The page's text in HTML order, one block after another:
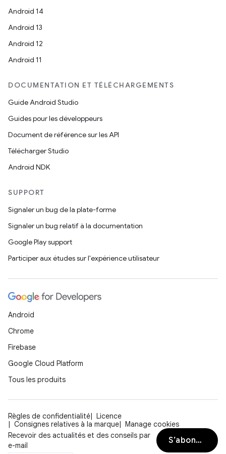
Android 14
Android 13
Android 12
Android 11
DOCUMENTATION ET TÉLÉCHARGEMENTS
Guide Android Studio
Guides pour les développeurs
Document de référence sur les API
Télécharger Studio
Android NDK
SUPPORT
Signaler un bug de la plate-forme
Signaler un bug relatif à la documentation
Google Play support
Participer aux études sur l'expérience utilisateur
Android
Chrome
Firebase
Google Cloud Platform
Tous les produits
Règles de confidentialité
Licence
Consignes relatives à la marque
Manage cookies
Recevoir des actualités et des conseils par
e-mail
S’abonner